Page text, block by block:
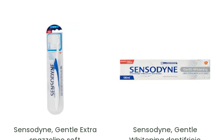
Sensodyne, Gentle Extra
Sensodyne, Gentle